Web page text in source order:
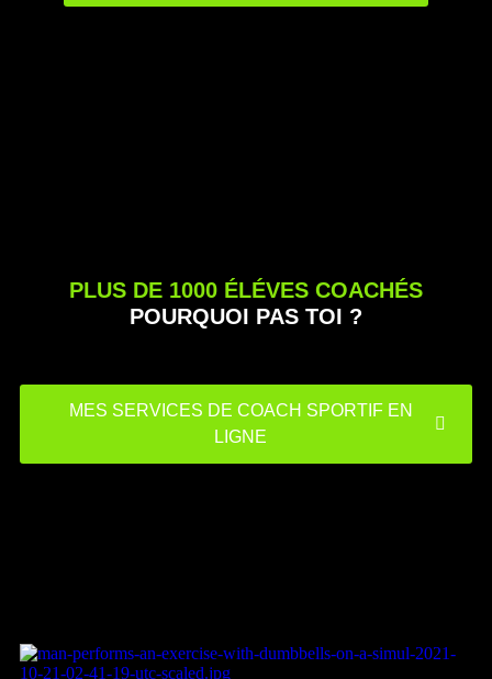
PLUS DE 1000 ÉLÉVES COACHÉS
POURQUOI PAS TOI ?
MES SERVICES DE COACH SPORTIF EN
LIGNE